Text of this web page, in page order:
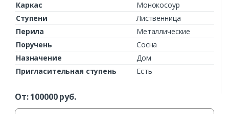
Каркас
Монокосоур
Ступени
Лиственница
Перила
Металлические
Поручень
Сосна
Назначение
Дом
Пригласительная ступень
Есть
От:100000руб.